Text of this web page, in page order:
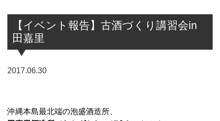
【イベント報告】古酒づくり講習会in
田嘉里
2017.06.30
沖縄本島最北端の泡盛酒造所、